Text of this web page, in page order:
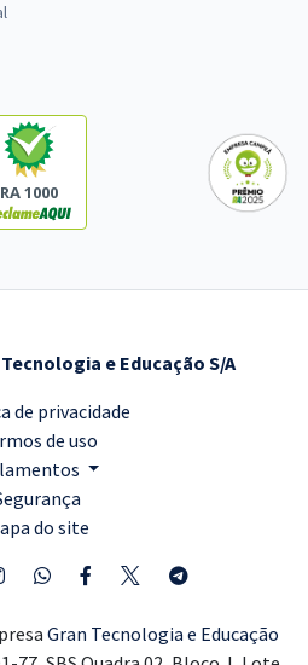
RA 1000
e Educação S/A
de privacidade
de uso
do site
Gran Tecnologia e Educação